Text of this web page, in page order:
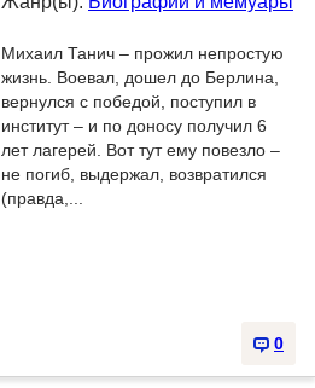
Михаил Танич – прожил непростую
жизнь. Воевал, дошел до Берлина,
вернулся с победой, поступил в
институт – и по доносу получил 6
лет лагерей. Вот тут ему повезло –
не погиб, выдержал, возвратился
(правда,...
0